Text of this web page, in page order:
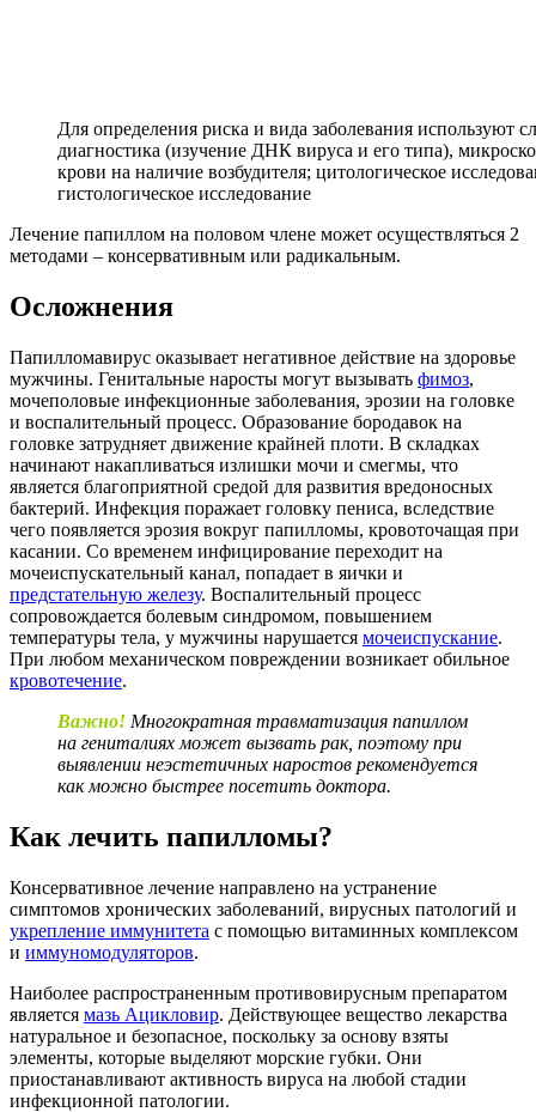
Для определения риска и вида заболевания
диагностика (изучение ДНК вируса и его типа),
крови на наличие возбудителя; цитологическое
гистологическое исследование
Лечение папиллом на половом члене может осуществляться 2
методами – консервативным или радикальным.
Осложнения
Папилломавирус оказывает негативное действие на здоровье
мужчины. Генитальные наросты могут вызывать фимоз,
мочеполовые инфекционные заболевания, эрозии на головке
и воспалительный процесс. Образование бородавок на
головке затрудняет движение крайней плоти. В складках
начинают накапливаться излишки мочи и смегмы, что
является благоприятной средой для развития вредоносных
бактерий. Инфекция поражает головку пениса, вследствие
чего появляется эрозия вокруг папилломы, кровоточащая при
касании. Со временем инфицирование переходит на
мочеиспускательный канал, попадает в яички и
предстательную железу. Воспалительный процесс
сопровождается болевым синдромом, повышением
температуры тела, у мужчины нарушается мочеиспускание.
При любом механическом повреждении возникает обильное
кровотечение.
Важно! Многократная травматизация папиллом
на гениталиях может вызвать рак, поэтому при
выявлении неэстетичных наростов рекомендуется
как можно быстрее посетить доктора.
Как лечить папилломы?
Консервативное лечение направлено на устранение
симптомов хронических заболеваний, вирусных патологий и
укрепление иммунитета с помощью витаминных комплексом
и иммуномодуляторов.
Наиболее распространенным противовирусным препаратом
является мазь Ацикловир. Действующее вещество лекарства
натуральное и безопасное, поскольку за основу взяты
элементы, которые выделяют морские губки. Они
приостанавливают активность вируса на любой стадии
инфекционной патологии.